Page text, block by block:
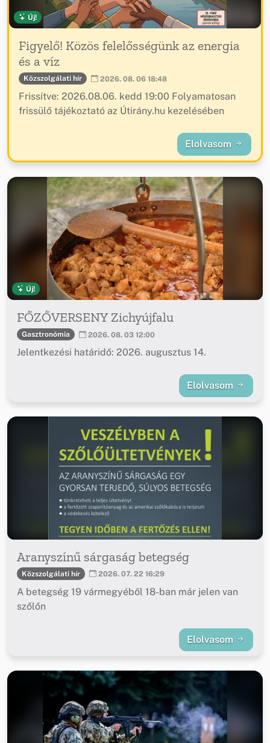
Új!
Figyelő! Közös felelősségünk az energia
és a víz
Közszolgálati hír 2026. 08. 06 18:48
Frissítve: 2026.08.06. kedd 19:00 Folyamatosan
frissülő tájékoztató az Útirány.hu kezelésében
Elolvasom
Új!
FŐZŐVERSENY Zichyújfalu
Gasztronómia 2026. 08. 03 12:00
Jelentkezési határidő: 2026. augusztus 14.
Elolvasom
Aranyszínű sárgaság betegség
Közszolgálati hír 2026. 07. 22 16:29
A betegség 19 vármegyéből 18-ban már jelen van
szőlőn
Elolvasom